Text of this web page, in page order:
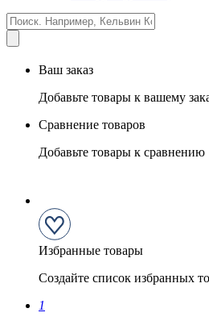
Ваш заказ
Добавьте товары к вашему
Сравнение товаров
Добавьте товары к сравнению
Избранные товары
Создайте список избранных
1